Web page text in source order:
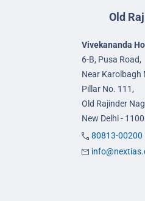
Old
Vivekananda
6-B, Pusa Road,
Near Karolbagh
Pillar No. 111,
Old Rajinder
New Delhi -
80813-00200